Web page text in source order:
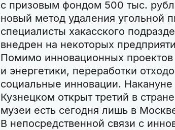
с призовым фондом 500 тыс.
новый метод удаления угольной
специалисты хакасского
внедрен на некоторых
Помимо инновационных
и энергетики, переработки
социальные инновации.
Кузнецком открыт третий в
музеи есть сегодня лишь в
В непосредственной связи с